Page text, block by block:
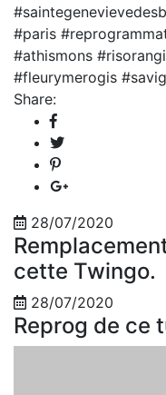
#paris
#athismons
#fleurymerogis
Share:
28/07/2020
cette Twingo.
28/07/2020
Reprog de ce